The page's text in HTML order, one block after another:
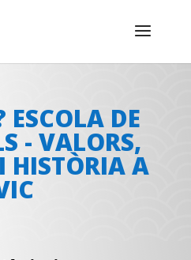
DE
- VALORS,
HISTÒRIA A